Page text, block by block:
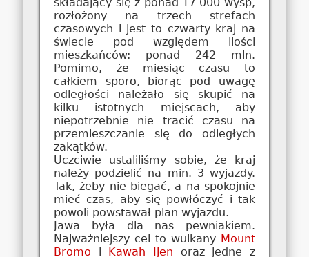
rozłożony na trzech strefach
czasowych i jest to czwarty kraj na
świecie pod względem ilości
mieszkańców: ponad 242 mln.
Pomimo, że miesiąc czasu to
całkiem sporo, biorąc pod uwagę
odległości należało się skupić na
kilku istotnych miejscach, aby
niepotrzebnie nie tracić czasu na
przemieszczanie się do odległych
zakątków.
Uczciwie ustaliliśmy sobie, że kraj
należy podzielić na min. 3 wyjazdy.
Tak, żeby nie biegać, a na spokojnie
mieć czas, aby się powłóczyć i tak
powoli powstawał plan wyjazdu.
Jawa była dla nas pewniakiem.
Najważniejszy cel to wulkany Mount
Bromo i Kawah Ijen oraz jedne z